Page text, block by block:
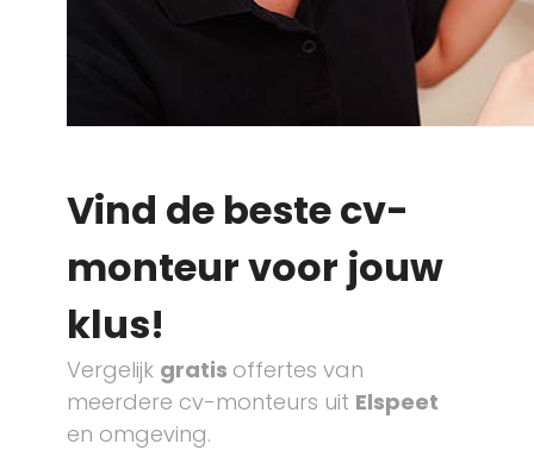
Vind de beste cv-
monteur voor jouw
klus!
Vergelijk gratis offertes van
meerdere cv-monteurs uit Elspeet
en omgeving.